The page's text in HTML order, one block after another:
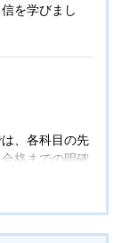
を学びまし
、各科目の先
格までの明確
さいました。
できたのは、
精神状態に左